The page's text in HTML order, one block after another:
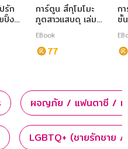
รัก
ปิ๊ง
การ์ตูน สึกุโมโมะ
ภูตสาวแสบดุ เล่ม
15
EBook
77
ก
ชั้
เ
ผจญภัย / แฟนตาซี / แ
LGBTQ+ (ชายรักชา